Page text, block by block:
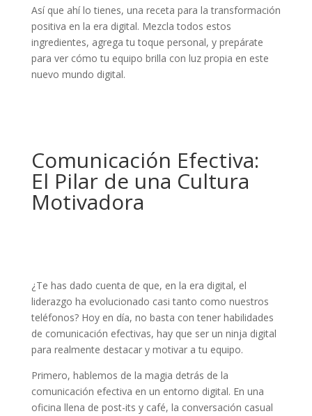
Así que ahí lo tienes, una receta para la transformación
positiva en la era digital. Mezcla todos estos
ingredientes, agrega tu toque personal, y prepárate
para ver cómo tu equipo brilla con luz propia en este
nuevo mundo digital.
Comunicación Efectiva:
El Pilar de una Cultura
Motivadora
¿Te has dado cuenta de que, en la era digital, el
liderazgo ha evolucionado casi tanto como nuestros
teléfonos? Hoy en día, no basta con tener habilidades
de comunicación efectivas, hay que ser un ninja digital
para realmente destacar y motivar a tu equipo.
Primero, hablemos de la magia detrás de la
comunicación efectiva en un entorno digital. En una
oficina llena de post-its y café, la conversación casual